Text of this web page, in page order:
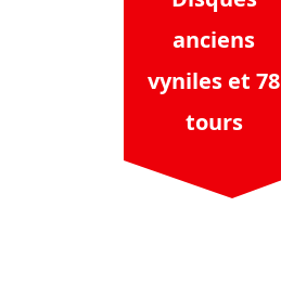
anciens
vyniles et 78
tours